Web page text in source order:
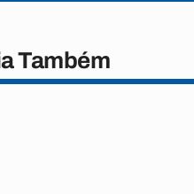
Também